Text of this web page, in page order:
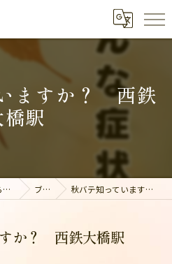
ますか？ 西鉄
橋駅
福岡県福岡市南区の整体なら美容整骨サロン plume ブログ 秋バテ知っていますか？ 西鉄大橋駅
か？ 西鉄大橋駅